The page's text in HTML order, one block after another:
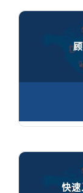
顾客怎样通
快